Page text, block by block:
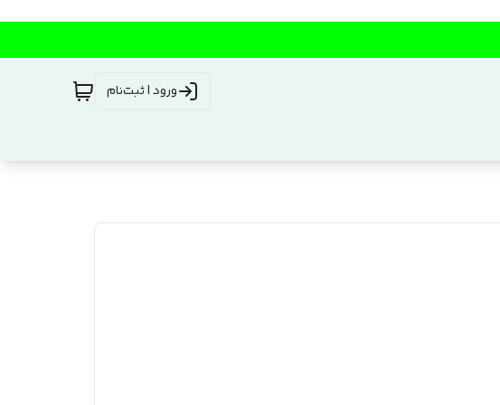
ورود | ثبت‌نام